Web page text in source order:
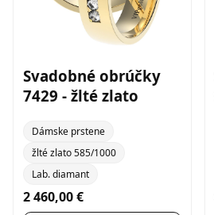
Svadobné obrúčky
7429 - žlté zlato
Dámske prstene
žlté zlato 585/1000
Lab. diamant
2 460,00 €